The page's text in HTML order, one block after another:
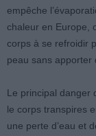
empêche
chaleur en Europe,
corps à se refroidir
peau sans apporter
Le principal danger
le corps transpires
une perte d’eau et